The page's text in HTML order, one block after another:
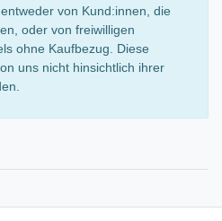
von Kund:innen, die
oder von freiwilligen
ohne Kaufbezug. Diese
uns nicht hinsichtlich ihrer